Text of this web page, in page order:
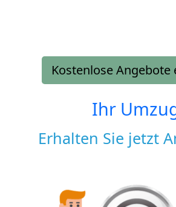
Kostenlose Angebote
Ihr
Erhalten Sie jetzt